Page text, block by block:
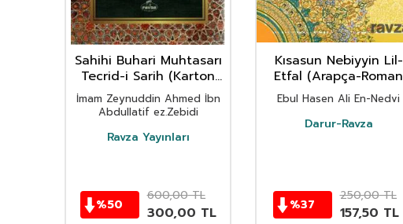
Sahihi Buhari Muhtasarı
Tecrid-i Sarih (Karton
Kapak)
İmam Zeynuddin Ahmed İbn
Abdullatif ez.Zebidi
Ravza Yayınları
%50
600,00TL
300,00 TL
Kısasun Nebiyyin Lil-
Etfal (Arapça-Roman
Boy)(Karton Kapak)
Ebul Hasen Ali En-Nedvi
Darur-Ravza
%37
250,00TL
157,50 TL